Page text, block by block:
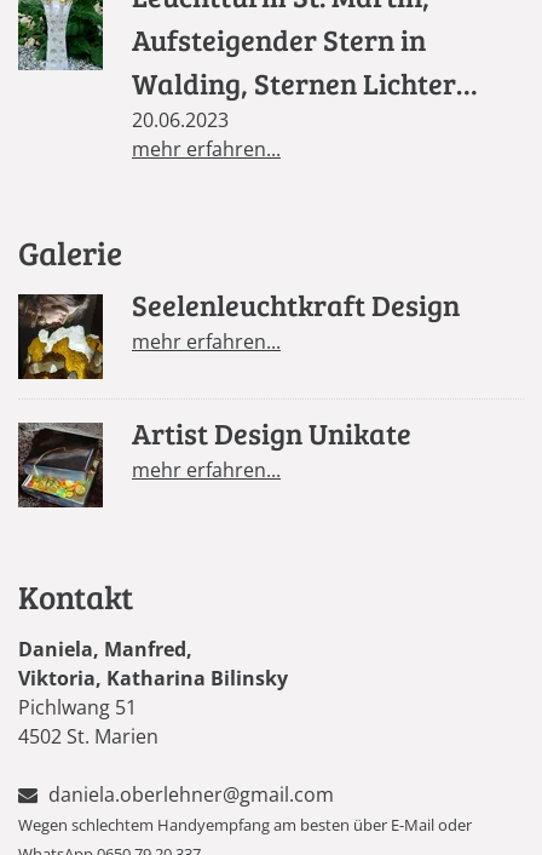
Aufsteigender Stern in
Walding, Sternen Lichter
Säule in St. Florian
20.06.2023
mehr erfahren...
Galerie
Seelenleuchtkraft Design
mehr erfahren...
Artist Design Unikate
mehr erfahren...
Kontakt
Daniela, Manfred,
Viktoria, Katharina Bilinsky
Pichlwang 51
4502 St. Marien
daniela.oberlehner@gmail.com
Wegen schlechtem Handyempfang am besten über E-Mail oder